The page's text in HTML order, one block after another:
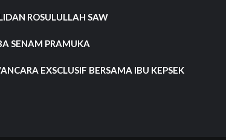
ROSULULLAH SAW
SENAM PRAMUKA
EXSCLUSIF BERSAMA IBU KEPSEK